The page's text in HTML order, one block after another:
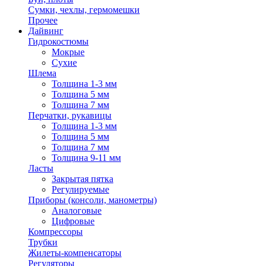
Сумки, чехлы, гермомешки
Прочее
Дайвинг
Гидрокостюмы
Мокрые
Сухие
Шлема
Толщина 1-3 мм
Толщина 5 мм
Толщина 7 мм
Перчатки, рукавицы
Толщина 1-3 мм
Толщина 5 мм
Толщина 7 мм
Толщина 9-11 мм
Ласты
Закрытая пятка
Регулируемые
Приборы (консоли, манометры)
Аналоговые
Цифровые
Компрессоры
Трубки
Жилеты-компенсаторы
Регуляторы